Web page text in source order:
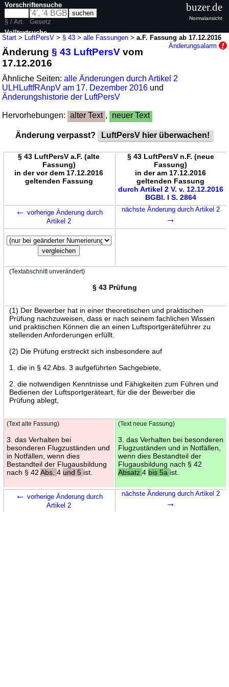
Start > LuftPersV > § 43 >alle Fassungen >a.F. Fassung ab 17.12.2016
Änderungsalarm
Änderung§ 43 LuftPersV vom
17.12.2016
Ähnliche Seiten:alle Änderungen durch Artikel 2
ULHLuftfRAnpV am 17. Dezember 2016 und
Änderungshistorie der LuftPersV
Hervorhebungen: alter Text , neuer Text
Änderung verpasst? LuftPersV hier überwachen!
§ 43 LuftPersV a.F. (alte
Fassung)
in der vor dem 17.12.2016
geltenden Fassung
§ 43 LuftPersV n.F. (neue
Fassung)
in der am 17.12.2016
geltenden Fassung
durch Artikel 2 V. v. 12.12.2016
BGBl. I S. 2864
← vorherige Änderung durch
Artikel 2
nächste Änderung durch Artikel 2
→
(Textabschnitt unverändert)
§ 43 Prüfung
(1) Der Bewerber hat in einer theoretischen und praktischen
Prüfung nachzuweisen, dass er nach seinem fachlichen Wissen
und praktischen Können die an einen Luftsportgeräteführer zu
stellenden Anforderungen erfüllt.
(2) Die Prüfung erstreckt sich insbesondere auf
1. die in § 42 Abs. 3 aufgeführten Sachgebiete,
2. die notwendigen Kenntnisse und Fähigkeiten zum Führen und
Bedienen der Luftsportgeräteart, für die der Bewerber die
Prüfung ablegt,
(Text alte Fassung)
3. das Verhalten bei
besonderen Flugzuständen und
in Notfällen, wenn dies
Bestandteil der Flugausbildung
nach § 42 Abs. 4 und 5 ist.
(Text neue Fassung)
3. das Verhalten bei besonderen
Flugzuständen und in Notfällen,
wenn dies Bestandteil der
Flugausbildung nach § 42
Absatz 4 bis 5a ist.
← vorherige Änderung durch
Artikel 2
nächste Änderung durch Artikel 2
→
Vorschriftensuche
§ / Art.
Gesetz
Volltextsuche
nur in LuftPersV
buzer.de
Normalansicht